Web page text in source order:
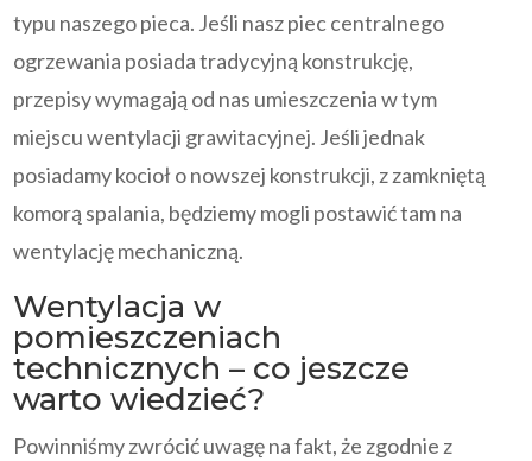
typu naszego pieca. Jeśli nasz piec centralnego
ogrzewania posiada tradycyjną konstrukcję,
przepisy wymagają od nas umieszczenia w tym
miejscu wentylacji grawitacyjnej. Jeśli jednak
posiadamy kocioł o nowszej konstrukcji, z zamkniętą
komorą spalania, będziemy mogli postawić tam na
wentylację mechaniczną.
Wentylacja w
pomieszczeniach
technicznych – co jeszcze
warto wiedzieć?
Powinniśmy zwrócić uwagę na fakt, że zgodnie z